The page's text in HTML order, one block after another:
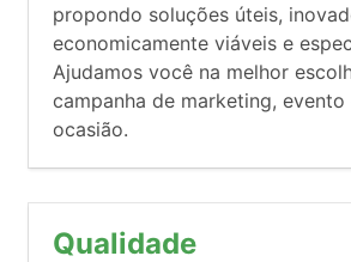
propondo soluções úteis,
economicamente viáveis e
Ajudamos você na melhor
campanha de marketing,
ocasião.
Qualidade